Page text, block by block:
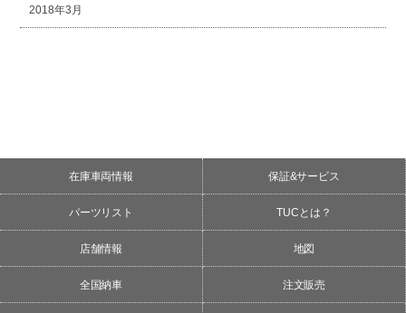
2018年3月
在庫車両情報 保証&サービス
パーツリスト TUCとは？
店舗情報 地図
全国納車 注文販売